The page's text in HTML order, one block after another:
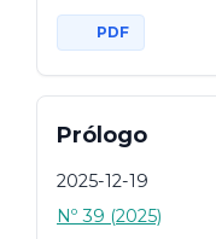
PDF
2025-12-19
Prólogo
Nº 39 (2025)